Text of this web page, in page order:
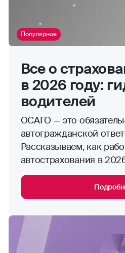
Популярное
Все о
в 2026 году:
водителей
ОСАГО — это
автогражданской
Рассказываем, как
автострахования в